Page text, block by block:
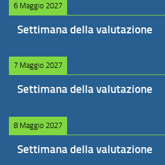
6 Maggio 2027
Settimana della valutazione
7 Maggio 2027
Settimana della valutazione
8 Maggio 2027
Settimana della valutazione